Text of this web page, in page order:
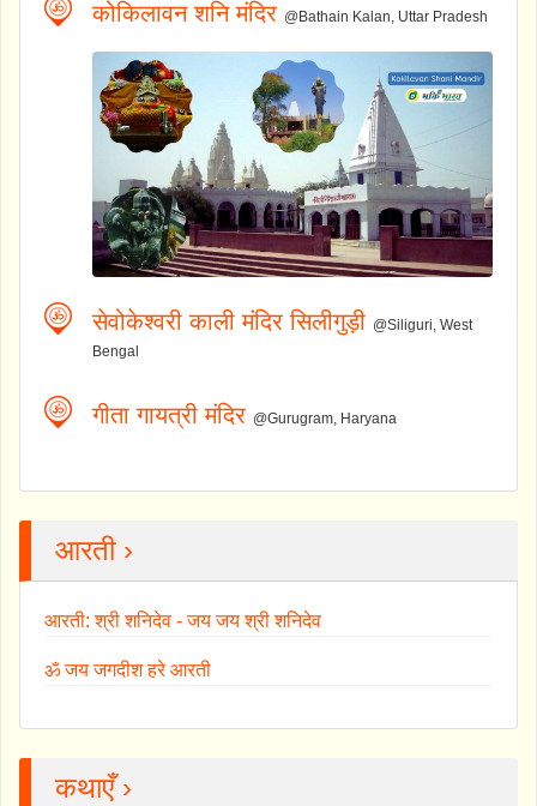
कोकिलावन शनि मंदिर @Bathain Kalan, Uttar Pradesh
सेवोकेश्वरी काली मंदिर सिलीगुड़ी @Siliguri, West
Bengal
गीता गायत्री मंदिर @Gurugram, Haryana
आरती ›
आरती: श्री शनिदेव - जय जय श्री शनिदेव
ॐ जय जगदीश हरे आरती
कथाएँ ›